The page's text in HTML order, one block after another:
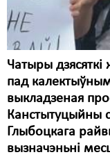
Чатыры дзясяткі
пад
выкладзеная
Канстытуцыйны
Глыбоцкага
вызначэньні
Палітвязьні
Правы дзіцяці
Пэнітэнцыярная
Распальваньне